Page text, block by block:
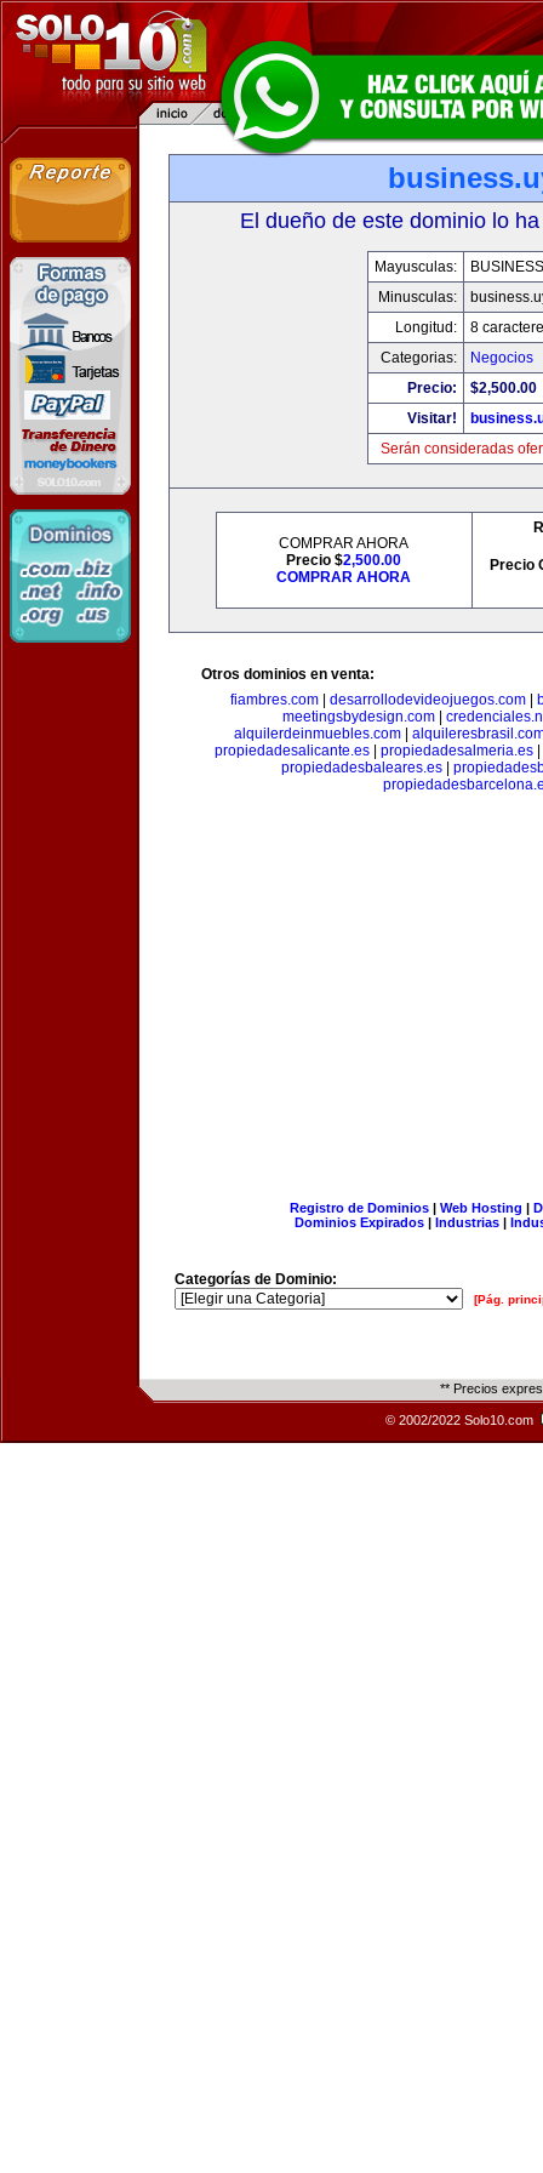
El dueño de este dominio lo
Mayusculas:
Minusculas:
Longitud:
8
Categorias:
Negocios
Precio:
$2,500.00
Visitar!
Serán consideradas
COMPRAR AHORA
Precio $2,500.00
COMPRAR AHORA
Precio
Otros dominios en venta:
fiambres.com| desarrollodevideojuegos.com|
meetingsbydesign.com|
alquilerdeinmuebles.com|
propiedadesalicante.es| propiedadesalmeria.es|
propiedadesbaleares.es
Registro de Dominios| Web Hosting |
Dominios Expirados | Industrias |
Categorías de Dominio:
[Pág.
** Precios
© 2002/2022 Solo10.com